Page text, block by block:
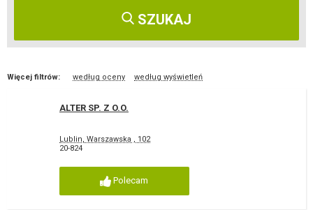
SZUKAJ
Więcej filtrów: według oceny według wyświetleń
ALTER SP. Z O.O.
Lublin, Warszawska , 102
20-824
Polecam